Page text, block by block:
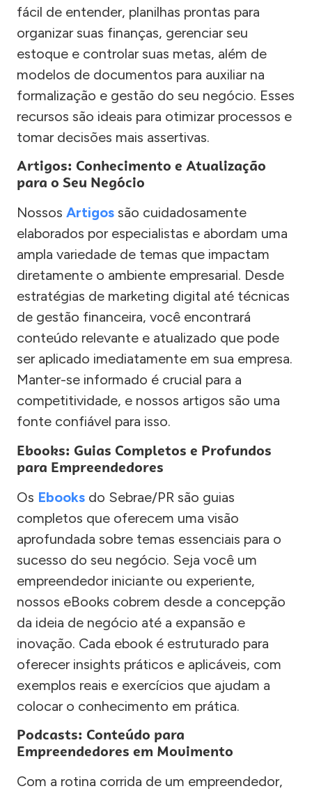
fácil de entender, planilhas prontas para
organizar suas finanças, gerenciar seu
estoque e controlar suas metas, além de
modelos de documentos para auxiliar na
formalização e gestão do seu negócio. Esses
recursos são ideais para otimizar processos e
tomar decisões mais assertivas.
Artigos: Conhecimento e Atualização
para o Seu Negócio
Nossos Artigos são cuidadosamente
elaborados por especialistas e abordam uma
ampla variedade de temas que impactam
diretamente o ambiente empresarial. Desde
estratégias de marketing digital até técnicas
de gestão financeira, você encontrará
conteúdo relevante e atualizado que pode
ser aplicado imediatamente em sua empresa.
Manter-se informado é crucial para a
competitividade, e nossos artigos são uma
fonte confiável para isso.
Ebooks: Guias Completos e Profundos
para Empreendedores
Os Ebooks do Sebrae/PR são guias
completos que oferecem uma visão
aprofundada sobre temas essenciais para o
sucesso do seu negócio. Seja você um
empreendedor iniciante ou experiente,
nossos eBooks cobrem desde a concepção
da ideia de negócio até a expansão e
inovação. Cada ebook é estruturado para
oferecer insights práticos e aplicáveis, com
exemplos reais e exercícios que ajudam a
colocar o conhecimento em prática.
Podcasts: Conteúdo para
Empreendedores em Movimento
Com a rotina corrida de um empreendedor,